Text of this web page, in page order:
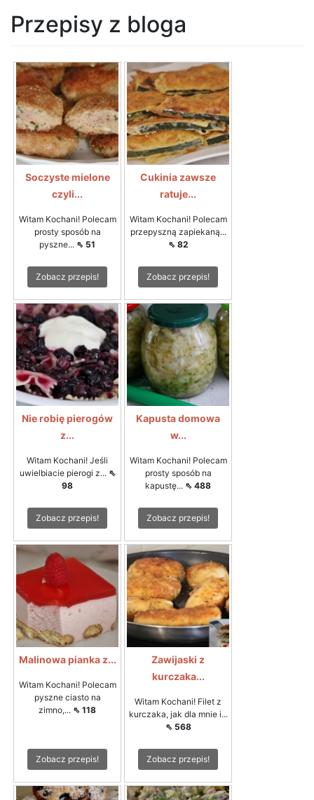
Przepisy z bloga
Soczyste mielone
czyli...
Witam Kochani! Polecam
prosty sposób na
pyszne... ⇖ 51
Zobacz przepis!
Cukinia zawsze
ratuje...
Witam Kochani! Polecam
przepyszną zapiekaną...
⇖ 82
Zobacz przepis!
Nie robię pierogów
z...
Witam Kochani! Jeśli
uwielbiacie pierogi z... ⇖
98
Zobacz przepis!
Kapusta domowa
w...
Witam Kochani! Polecam
prosty sposób na
kapustę... ⇖ 488
Zobacz przepis!
Malinowa pianka z...
Witam Kochani! Polecam
pyszne ciasto na
zimno,... ⇖ 118
Zobacz przepis!
Zawijaski z
kurczaka...
Witam Kochani! Filet z
kurczaka, jak dla mnie i...
⇖ 568
Zobacz przepis!